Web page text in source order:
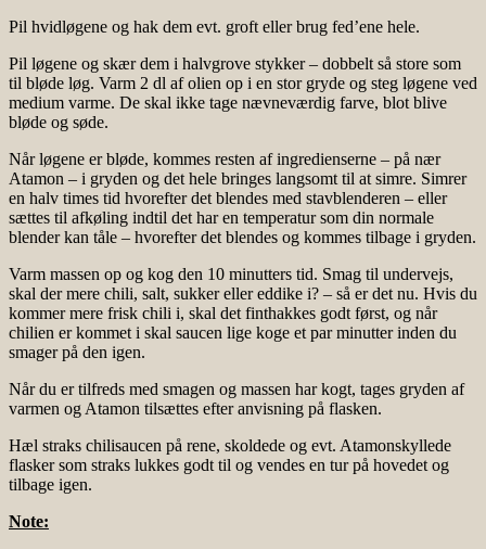
Pil hvidløgene og hak dem evt. groft eller brug fed’ene hele.
Pil løgene og skær dem i halvgrove stykker – dobbelt så store som
til bløde løg. Varm 2 dl af olien op i en stor gryde og steg løgene ved
medium varme. De skal ikke tage nævneværdig farve, blot blive
bløde og søde.
Når løgene er bløde, kommes resten af ingredienserne – på nær
Atamon – i gryden og det hele bringes langsomt til at simre. Simrer
en halv times tid hvorefter det blendes med stavblenderen – eller
sættes til afkøling indtil det har en temperatur som din normale
blender kan tåle – hvorefter det blendes og kommes tilbage i gryden.
Varm massen op og kog den 10 minutters tid. Smag til undervejs,
skal der mere chili, salt, sukker eller eddike i? – så er det nu. Hvis du
kommer mere frisk chili i, skal det finthakkes godt først, og når
chilien er kommet i skal saucen lige koge et par minutter inden du
smager på den igen.
Når du er tilfreds med smagen og massen har kogt, tages gryden af
varmen og Atamon tilsættes efter anvisning på flasken.
Hæl straks chilisaucen på rene, skoldede og evt. Atamonskyllede
flasker som straks lukkes godt til og vendes en tur på hovedet og
tilbage igen.
Note: